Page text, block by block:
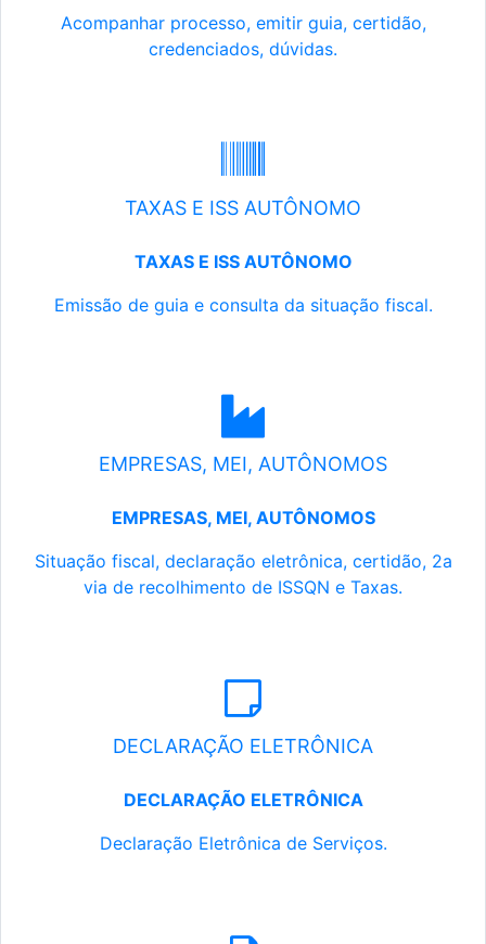
Acompanhar processo, emitir guia, certidão,
credenciados, dúvidas.
TAXAS E ISS AUTÔNOMO
TAXAS E ISS AUTÔNOMO
Emissão de guia e consulta da situação fiscal.
EMPRESAS, MEI, AUTÔNOMOS
EMPRESAS, MEI, AUTÔNOMOS
Situação fiscal, declaração eletrônica, certidão, 2a
via de recolhimento de ISSQN e Taxas.
DECLARAÇÃO ELETRÔNICA
DECLARAÇÃO ELETRÔNICA
Declaração Eletrônica de Serviços.